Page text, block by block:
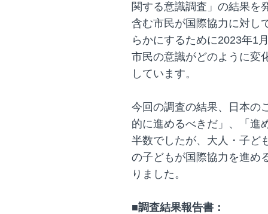
関する意識調査」の結果を
含む市民が国際協力に対し
らかにするために2023年1
市民の意識がどのように変
しています。
今回の調査の結果、日本の
的に進めるべきだ」、「進
半数でしたが、大人・子ど
の子どもが国際協力を進め
りました。
■調査結果報告書：